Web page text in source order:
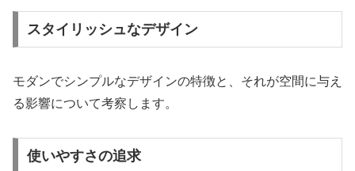
スタイリッシュなデザイン
モダンでシンプルなデザインの特徴と、それが空間に与え
る影響について考察します。
使いやすさの追求